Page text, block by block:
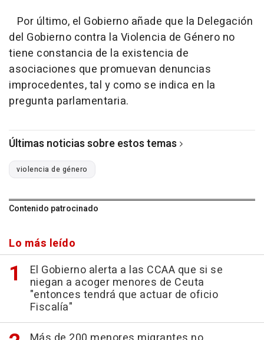
Por último, el Gobierno añade que la Delegación
del Gobierno contra la Violencia de Género no
tiene constancia de la existencia de
asociaciones que promuevan denuncias
improcedentes, tal y como se indica en la
pregunta parlamentaria.
Últimas noticias sobre estos temas
violencia de género
Contenido patrocinado
Lo más leído
El Gobierno alerta a las CCAA que si se
niegan a acoger menores de Ceuta
"entonces tendrá que actuar de oficio
Fiscalía"